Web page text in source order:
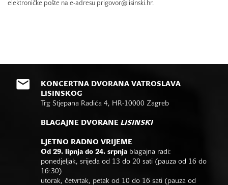
elektroničke pošte na e-adresu prigovor@lisinski.hr.
KONCERTNA DVORANA VATROSLAVA
LISINSKOG
Trg Stjepana Radića 4, HR-10000 Zagreb
BLAGAJNE DVORANE LISINSKI
LJETNO RADNO VRIJEME
Od 29. lipnja do 24. srpnja blagajna radi:
ponedjeljak, srijeda od 13 do 20 sati (pauza od 16 do
16:30)
utorak, četvrtak, petak od 10 do 16 sati (pauza od